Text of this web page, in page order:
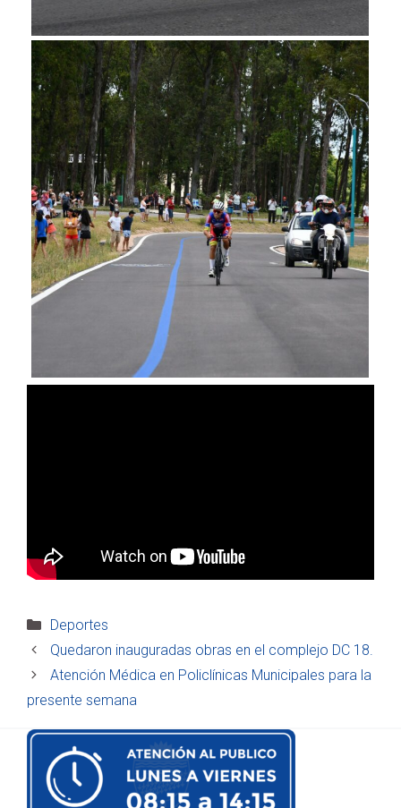
Categorías
Deportes
Quedaron inauguradas obras en el complejo DC 18.
Atención Médica en Policlínicas Municipales para la
presente semana